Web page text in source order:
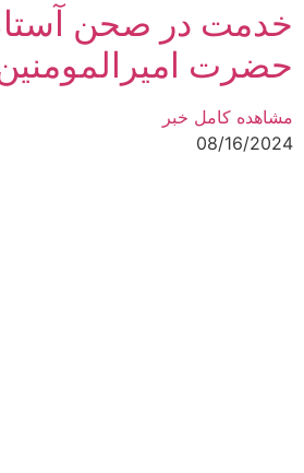
خدمت در صحن
حضرت
مشاهده کامل خبر
08/16/2024